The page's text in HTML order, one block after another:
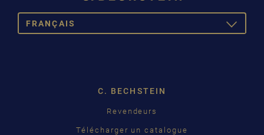
FRANÇAIS
TOGGLE
C. BECHSTEIN
Revendeurs
Télécharger un catalogue